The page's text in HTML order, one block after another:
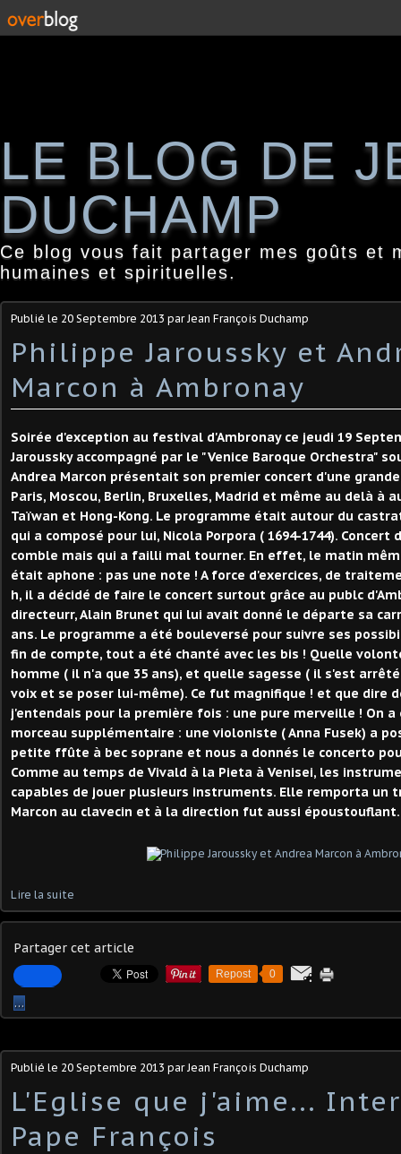
LE BLOG DE
DUCHAMP
Ce blog vous fait partager mes goûts et
humaines et spirituelles.
Publié le 20 Septembre 2013 par Jean François Duchamp
Philippe Jaroussky et
Marcon à Ambronay
Soirée d'exception au festival d'Ambronay ce jeudi 19
Jaroussky accompagné par le "Venice Baroque Orchestra"
Andrea Marcon présentait son premier concert d'une
Paris, Moscou, Berlin, Bruxelles, Madrid et même au delà à
Taïwan et Hong-Kong. Le programme était autour du
qui a composé pour lui, Nicola Porpora ( 1694-1744). Concert
comble mais qui a failli mal tourner. En effet, le matin
était aphone : pas une note ! A force d'exercices, de
h, il a décidé de faire le concert surtout grâce au publc
directeurr, Alain Brunet qui lui avait donné le départe sa
ans. Le programme a été bouleversé pour suivre ses
fin de compte, tout a été chanté avec les bis ! Quelle
homme ( il n'a que 35 ans), et quelle sagesse ( il s'est
voix et se poser lui-même). Ce fut magnifique ! et que dire
j'entendais pour la première fois : une pure merveille ! On
morceau supplémentaire : une violoniste ( Anna Fusek) a
petite ffûte à bec soprane et nous a donnés le concerto
Comme au temps de Vivald à la Pieta à Venisei, les
capables de jouer plusieurs instruments. Elle remporta un
Marcon au clavecin et à la direction fut aussi
Lire la suite
Partager cet article
Repost 0
…
Publié le 20 Septembre 2013 par Jean François Duchamp
L'Eglise que j'aime...
Pape François